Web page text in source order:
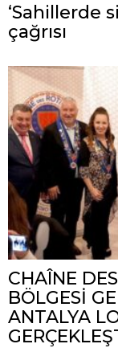
‘Sahillerde
çağrısı
CHAÎNE
BÖLGESİ
ANTALYA